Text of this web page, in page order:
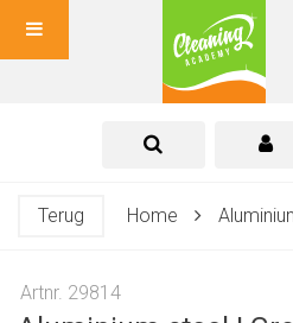
Terug Home
Artnr. 29814